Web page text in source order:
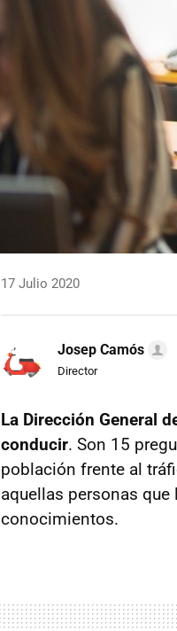
17 Julio 2020
Josep Camós
Director
La Dirección General
conducir. Son 15
población frente al
aquellas personas
conocimientos.